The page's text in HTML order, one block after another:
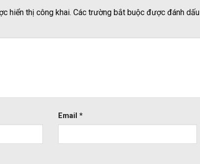
hiển thị công khai. Các trường bắt buộc được đánh dấu
Email *